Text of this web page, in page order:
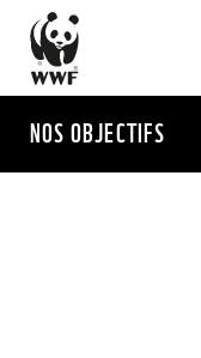
Aller
contenu
principal
NOS OBJECTIFS